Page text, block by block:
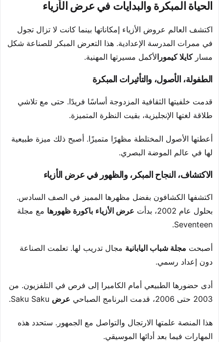
الحياة المبكرة والبدايات في عرض الأزياء
اكتشف العالم عروض الأزياء إمكاناتها بينما كانت لا تزال تجول
في ممرات المدرسة الإعدادية. هذا التعرض المبكر للصناعة شكل
مساركايلا كيمورالأكمل مسيرتها المهنية.
الطفولة، الأصول، والتأثيرات المبكرة
قدمت خلفيتها الثقافية المزدوجة أساسًا فريدًا. حتى مع تلاشي
طلاقة لغتها الإنجليزية، بقيت النظرة المتميزة.
أعطتها الأصول المختلطة مظهرًا متميزًا. أصبح ذلك ميزة طبيعية
لها في عالم الموضة البصري.
الاكتشاف، النجاح المبكر، والظهور في عرض الأزياء
اكتشفها الكشافون بفضل مظهرها المميز في الصف السادس.
بحلول عام 2002، بدأت
عرض الأزياء باكورة ظهورها مع مجلة
Seventeen.
أصبحت مجلة شباب اليابانية مجال تدريب لها. تعلمت الصناعة
دون إعداد رسمي.
أدى حضورها الطبيعي أمام الكاميرا إلى فرص في التلفزيون. من
2003 حتى 2006، قدمت البرنامج الصباحي
عرض
هذا المنصة علمتها الارتجال والتواصل مع الجمهور. ستحدد هذه
المهارات فيما بعد أدائها الموسيقي.